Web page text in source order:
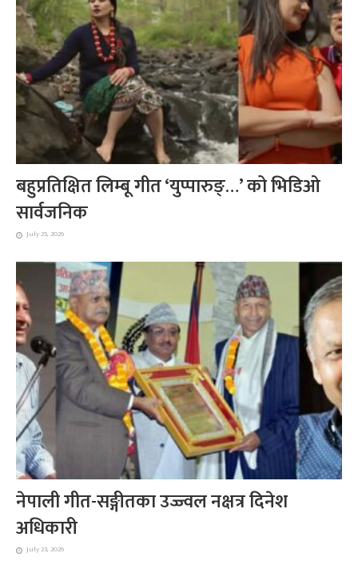
बहुप्रतिक्षित लिम्बू गीत ‘युप्पारुङ्…’ को भिडिओ
सार्वजनिक
July 25, 2026
नेपाली गीत-सङ्गीतका उज्ज्वल नक्षत्र दिनेश
अधिकारी
July 23, 2026